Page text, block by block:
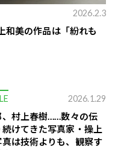
2026.2.3
和美の作品は「紛れも
2026.1.29
、村上春樹……数々の伝
けてきた写真家・操上
は技術よりも、観察す